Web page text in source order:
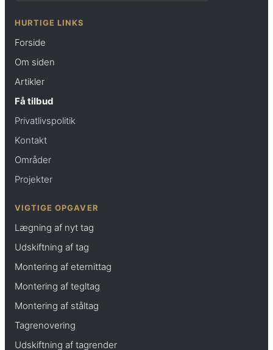
HURTIGE LINKS
Forside
Om siden
Artikler
Få tilbud
Privatlivspolitik
Kontakt
Områder
Projekter
VIGTIGE OPGAVER
Lægning af nyt tag
Udskiftning af tag
Montering af eternittag
Montering af tegltag
Montering af ståltag
Tagrenovering
Udskiftning af tagrender